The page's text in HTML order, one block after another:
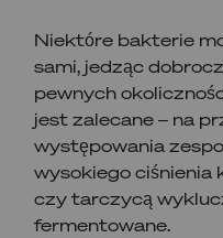
Niektóre bakterie
sami, jedząc
pewnych
jest zalecane – na
występowania
wysokiego ciśnienia
czy tarczycą
fermentowane.